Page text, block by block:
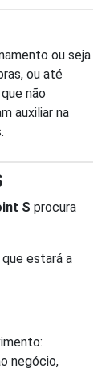
ou seja
ou até
não
auxiliar na
S procura
estará a
negócio,